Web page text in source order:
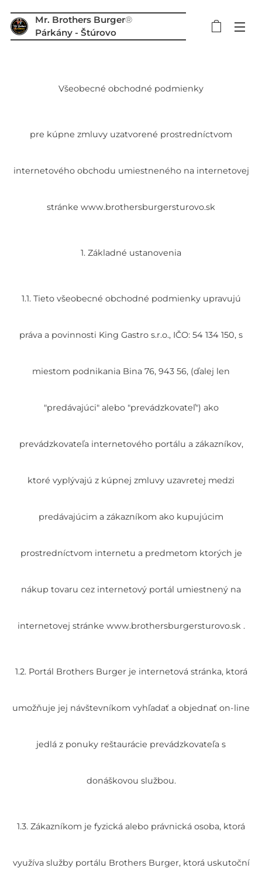
Mr. Brothers Burger®
Párkány - Štúrovo
Všeobecné obchodné podmienky
pre kúpne zmluvy uzatvorené prostredníctvom
internetového obchodu umiestneného na internetovej
stránke www.brothersburgersturovo.sk
1. Základné ustanovenia
1.1. Tieto všeobecné obchodné podmienky upravujú
práva a povinnosti King Gastro s.r.o., IČO: 54 134 150, s
miestom podnikania Bina 76, 943 56, (ďalej len
"predávajúci" alebo "prevádzkovateľ") ako
prevádzkovateľa internetového portálu a zákazníkov,
ktoré vyplývajú z kúpnej zmluvy uzavretej medzi
predávajúcim a zákazníkom ako kupujúcim
prostredníctvom internetu a predmetom ktorých je
nákup tovaru cez internetový portál umiestnený na
internetovej stránke www.brothersburgersturovo.sk .
1.2. Portál Brothers Burger je internetová stránka, ktorá
umožňuje jej návštevníkom vyhľadať a objednať on-line
jedlá z ponuky reštaurácie prevádzkovateľa s
donáškovou službou.
1.3. Zákazníkom je fyzická alebo právnická osoba, ktorá
využíva služby portálu Brothers Burger, ktorá uskutoční